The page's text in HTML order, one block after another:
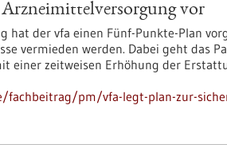
vor
hat der vfa einen Fünf-Punkte-Plan
vermieden werden. Dabei geht das
einer zeitweisen Erhöhung der
pm/vfa-legt-plan-zur-